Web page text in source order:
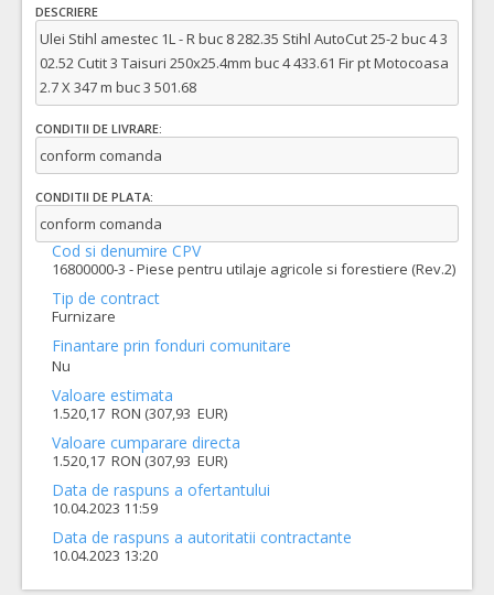
DESCRIERE
Ulei Stihl amestec 1L - R buc 8 282.35 Stihl AutoCut 25-2 buc 4 3
02.52 Cutit 3 Taisuri 250x25.4mm buc 4 433.61 Fir pt Motocoasa
2.7 X 347 m buc 3 501.68
CONDITII DE LIVRARE:
conform comanda
CONDITII DE PLATA:
conform comanda
Cod si denumire CPV
16800000-3 - Piese pentru utilaje agricole si forestiere (Rev.2)
Tip de contract
Furnizare
Finantare prin fonduri comunitare
Nu
Valoare estimata
1.520,17 RON (307,93 EUR)
Valoare cumparare directa
1.520,17 RON (307,93 EUR)
Data de raspuns a ofertantului
10.04.2023 11:59
Data de raspuns a autoritatii contractante
10.04.2023 13:20